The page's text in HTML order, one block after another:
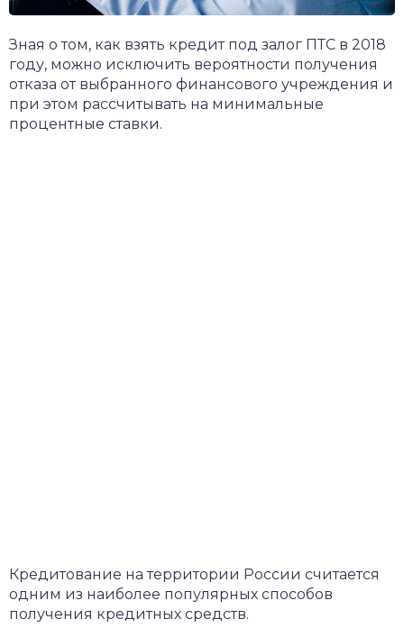
Зная о том, как взять кредит под залог ПТС в 2018
году, можно исключить вероятности получения
отказа от выбранного финансового учреждения и
при этом рассчитывать на минимальные
процентные ставки.
Кредитование на территории России считается
одним из наиболее популярных способов
получения кредитных средств.